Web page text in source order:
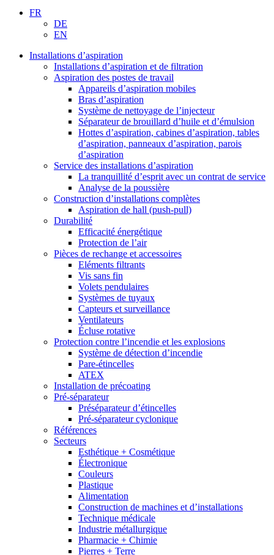
FR
DE
EN
Installations d’aspiration
Installations d’aspiration et de filtration
Aspiration des postes de travail
Appareils d’aspiration mobiles
Bras d’aspiration
Système de nettoyage de l’injecteur
Séparateur de brouillard d’huile et d’émulsion
Hottes d’aspiration, cabines d’aspiration, tables
d’aspiration, panneaux d’aspiration, parois
d’aspiration
Service des installations d’aspiration
La tranquillité d’esprit avec un contrat de service
Analyse de la poussière
Construction d’installations complètes
Aspiration de hall (push-pull)
Durabilité
Efficacité énergétique
Protection de l’air
Pièces de rechange et accessoires
Eléments filtrants
Vis sans fin
Volets pendulaires
Systèmes de tuyaux
Capteurs et surveillance
Ventilateurs
Écluse rotative
Protection contre l’incendie et les explosions
Système de détection d’incendie
Pare-étincelles
ATEX
Installation de précoating
Pré-séparateur
Préséparateur d’étincelles
Pré-séparateur cyclonique
Références
Secteurs
Esthétique + Cosmétique
Électronique
Couleurs
Plastique
Alimentation
Construction de machines et d’installations
Technique médicale
Industrie métallurgique
Pharmacie + Chimie
Pierres + Terre